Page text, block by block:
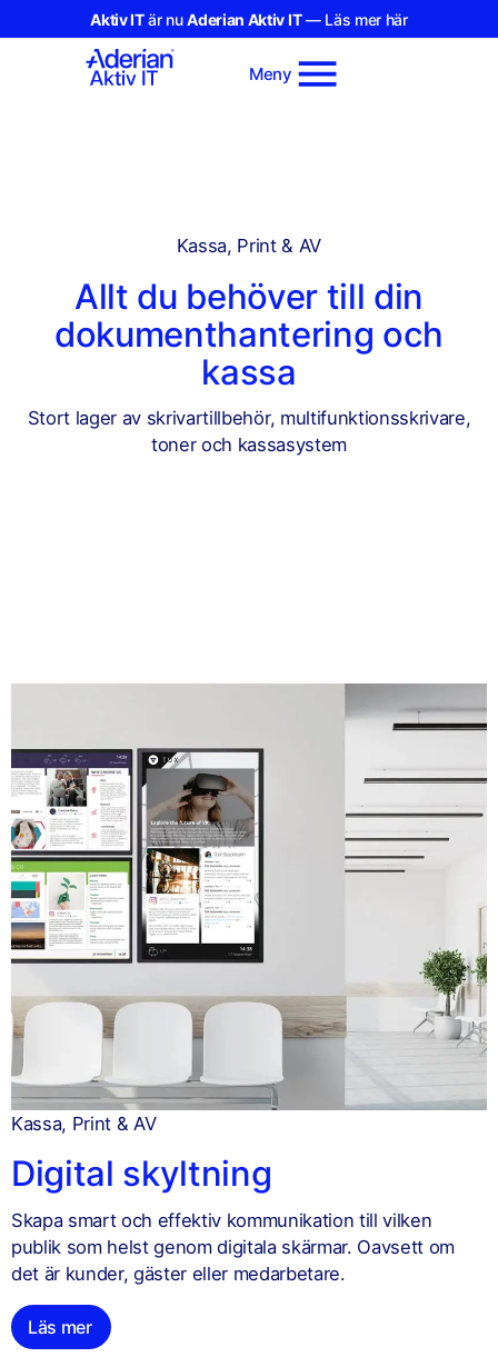
Aktiv ITär nuAderian Aktiv IT— Läs mer här
Meny
Kassa, Print & AV
Allt du behöver till din
dokumenthantering och
kassa
Stort lager av skrivartillbehör, multifunktionsskrivare,
toner och kassasystem
Kassa, Print & AV
Digital skyltning
Skapa smart och effektiv kommunikation till vilken
publik som helst genom digitala skärmar. Oavsett om
det är kunder, gäster eller medarbetare.
Läs mer